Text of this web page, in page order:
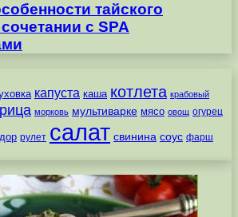
тайского
с SPA
капуста каша котлета крабовый
морковь мультиварке мясо овощ огурец
рулет салат свинина соус фарш